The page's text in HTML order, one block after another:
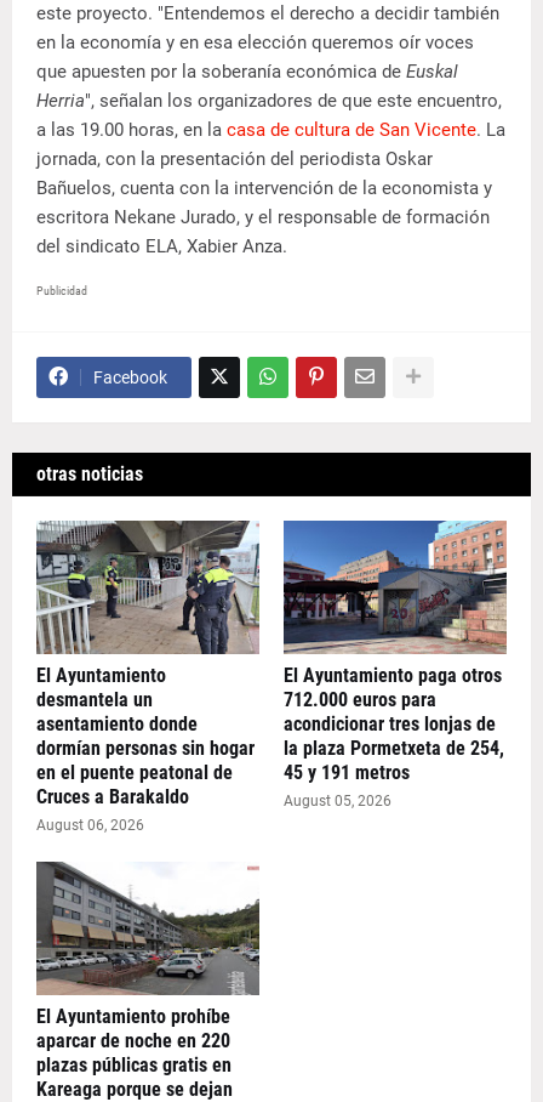
este proyecto. "Entendemos el derecho a decidir también
en la economía y en esa elección queremos oír voces
que apuesten por la soberanía económica de Euskal
Herria", señalan los organizadores de que este encuentro,
a las 19.00 horas, en la casa de cultura de San Vicente. La
jornada, con la presentación del periodista Oskar
Bañuelos, cuenta con la intervención de la economista y
escritora Nekane Jurado, y el responsable de formación
del sindicato ELA, Xabier Anza.
Publicidad
Facebook
otras noticias
El Ayuntamiento
desmantela un
asentamiento donde
dormían personas sin hogar
en el puente peatonal de
Cruces a Barakaldo
August 06, 2026
El Ayuntamiento paga otros
712.000 euros para
acondicionar tres lonjas de
la plaza Pormetxeta de 254,
45 y 191 metros
August 05, 2026
El Ayuntamiento prohíbe
aparcar de noche en 220
plazas públicas gratis en
Kareaga porque se dejan